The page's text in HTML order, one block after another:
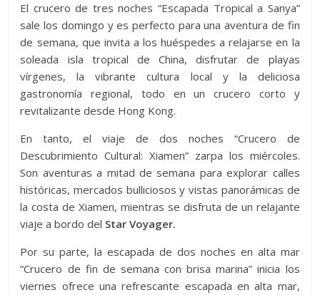
El crucero de tres noches “Escapada Tropical a Sanya”
sale los domingo y es perfecto para una aventura de fin
de semana, que invita a los huéspedes a relajarse en la
soleada isla tropical de China, disfrutar de playas
vírgenes, la vibrante cultura local y la deliciosa
gastronomía regional, todo en un crucero corto y
revitalizante desde Hong Kong.
En tanto, el viaje de dos noches “Crucero de
Descubrimiento Cultural: Xiamen” zarpa los miércoles.
Son aventuras a mitad de semana para explorar calles
históricas, mercados bulliciosos y vistas panorámicas de
la costa de Xiamen, mientras se disfruta de un relajante
viaje a bordo del Star Voyager.
Por su parte, la escapada de dos noches en alta mar
“Crucero de fin de semana con brisa marina” inicia los
viernes ofrece una refrescante escapada en alta mar,